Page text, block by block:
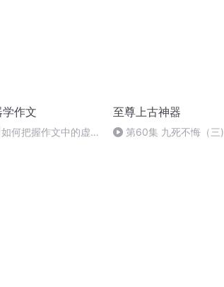
作文
何把握作文中的虚
至尊上古神器
第60集 九死不悔（三)